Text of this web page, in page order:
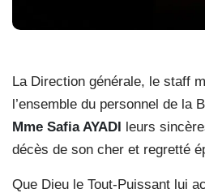
La Direction générale, le staff
l’ensemble du personnel de la
Mme Safia AYADI leurs
décès de son cher et regretté
Que Dieu le Tout-Puissant lui